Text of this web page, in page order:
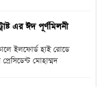
এর ঈদ পূর্ণমিলনী
ইলফোর্ড হাই রোডে
প্রেসিডেন্ট মোহাম্মদ